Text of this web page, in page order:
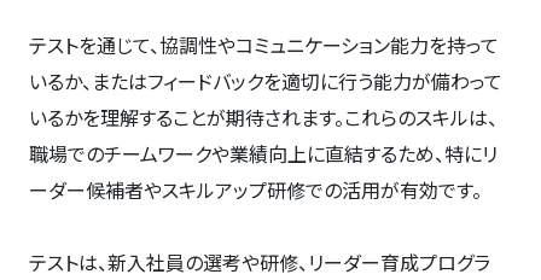
テストを通じて、協調性やコミュニケーション能力を持って
いるか、またはフィードバックを適切に行う能力が備わって
いるかを理解することが期待されます。これらのスキルは、
職場でのチームワークや業績向上に直結するため、特にリ
ーダー候補者やスキルアップ研修での活用が有効です。
テストは、新入社員の選考や研修、リーダー育成プログラ